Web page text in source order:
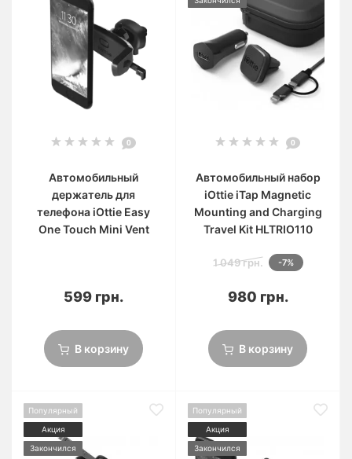
0
Автомобильный
держатель для
телефона iOttie Easy
One Touch Mini Vent
599 грн.
В корзину
0
Автомобильный набор
iOttie iTap Magnetic
Mounting and Charging
Travel Kit HLTRIO110
1 049 грн. -7%
980 грн.
В корзину
Популярный
Акция
Закончился
Популярный
Акция
Закончился